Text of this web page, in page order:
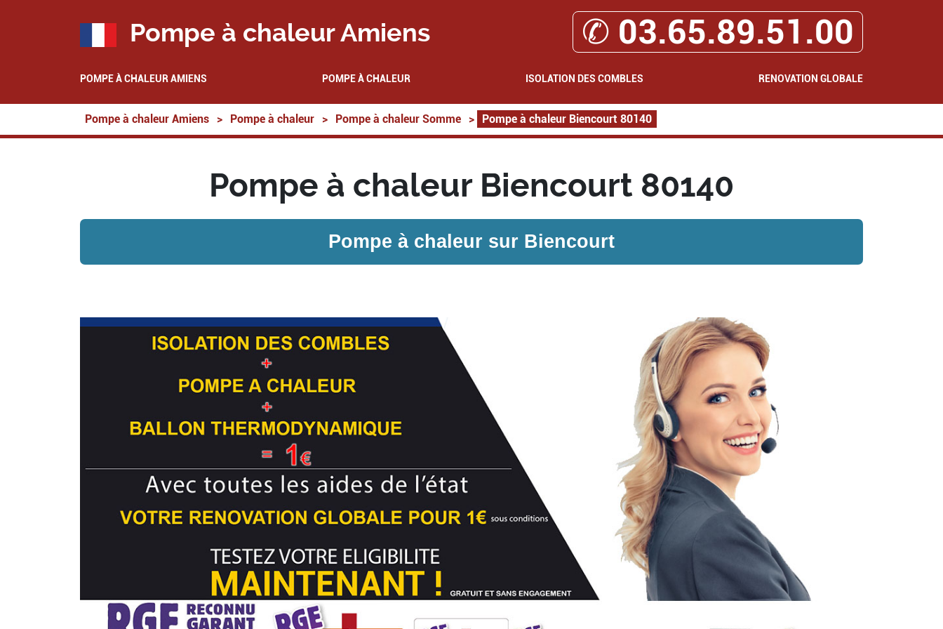
Pompe à chaleur Amiens ✆ 03.65.89.51.00
POMPE À CHALEUR AMIENS POMPE À CHALEUR ISOLATION DES COMBLES RENOVATION GLOBALE
Pompe à chaleur Amiens > Pompe à chaleur > Pompe à chaleur Somme > Pompe à chaleur Biencourt 80140
Pompe à chaleur Biencourt 80140
Pompe à chaleur sur Biencourt